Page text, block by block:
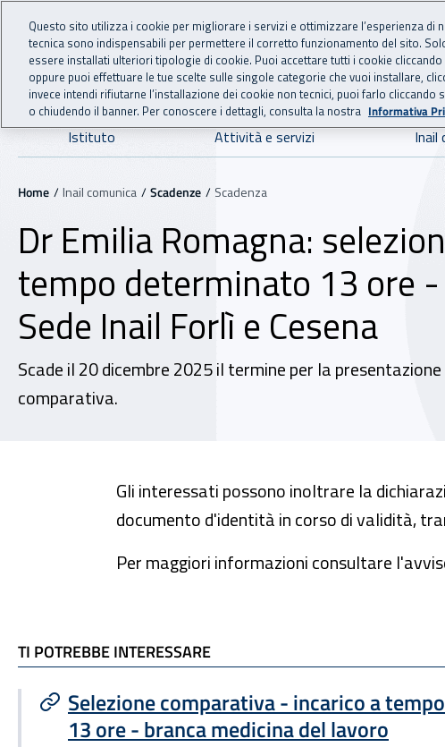
Vai al menu principale
Vai al contenuto principale
INAIL - Istituto Nazionale
Navigazione principale
Istituto Attività e servizi Inail
Navigazione - Ti trovi in:
Home Inail comunica Scadenze Scadenza
Dr Emilia Romagna:
tempo determinato 13 ore
Sede Inail Forlì e Cesena
Scade il 20 dicembre 2025 il termine per la
comparativa.
Gli interessati possono inoltrare la
documento d'identità in corso di validità,
Per maggiori informazioni consultare
TI POTREBBE INTERESSARE
TI POTREBBE INTERESSARE
Selezione comparativa - incarico a
13 ore - branca medicina del lavoro
Questo sito utilizza i cookie per migliorare i servizi e ottimizzare l’esperienza di
tecnica sono indispensabili per permettere il corretto funzionamento del sito.
essere installati ulteriori tipologie di cookie. Puoi accettare tutti i cookie cliccando
oppure puoi effettuare le tue scelte sulle singole categorie che vuoi installare,
invece intendi rifiutarne l’installazione dei cookie non tecnici, puoi farlo cliccando
o chiudendo il banner. Per conoscere i dettagli, consulta la nostra Informativa